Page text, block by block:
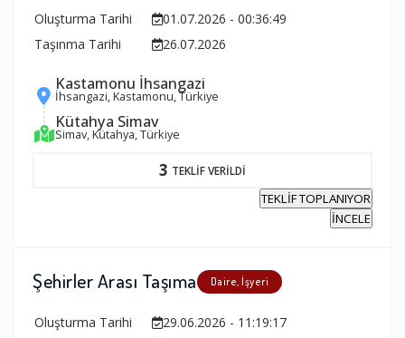
Oluşturma Tarihi
01.07.2026 - 00:36:49
Taşınma Tarihi
26.07.2026
Kastamonu İhsangazi
İhsangazi, Kastamonu, Türkiye
Kütahya Simav
Simav, Kütahya, Türkiye
3 TEKLİF VERİLDİ
TEKLİF TOPLANIYOR
İNCELE
Şehirler Arası Taşıma Daire, İşyeri
Oluşturma Tarihi
29.06.2026 - 11:19:17